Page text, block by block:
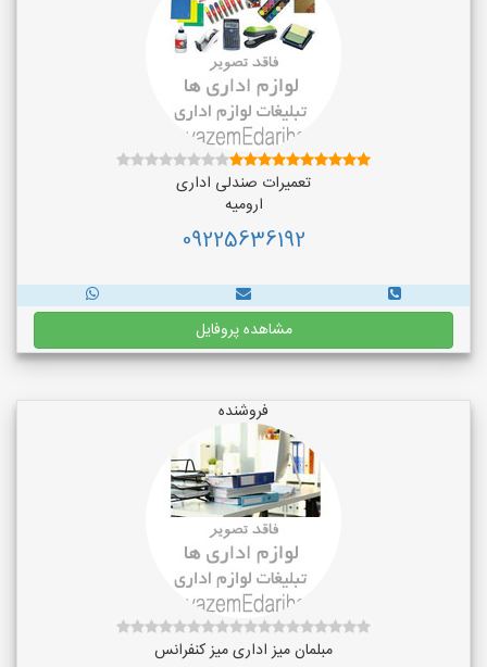
تعمیرات صندلی اداری
ارومیه
09225636192
مشاهده پروفایل
فروشنده
مبلمان میز اداری میز کنفرانس